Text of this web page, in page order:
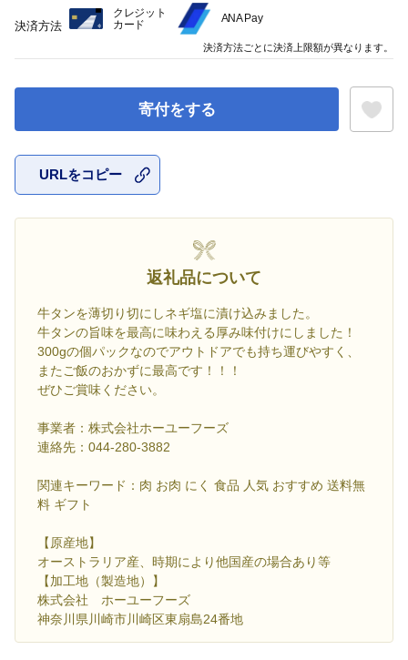
寄付をする
URLをコピー
返礼品について
牛タンを薄切り切にしネギ塩に漬け込みました。
牛タンの旨味を最高に味わえる厚み味付けにしました！
300gの個パックなのでアウトドアでも持ち運びやすく、
またご飯のおかずに最高です！！！
ぜひご賞味ください。
事業者：株式会社ホーユーフーズ
連絡先：044-280-3882
関連キーワード：肉 お肉 にく 食品 人気 おすすめ 送料無
料 ギフト
【原産地】
オーストラリア産、時期により他国産の場合あり等
【加工地（製造地）】
株式会社 ホーユーフーズ
神奈川県川崎市川崎区東扇島24番地
決済方法
クレジット
カード
ANA Pay
決済方法ごとに決済上限額が異なります。